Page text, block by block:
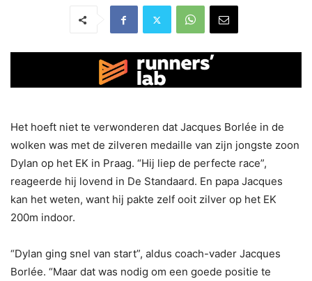
Het hoeft niet te verwonderen dat Jacques Borlée in de
wolken was met de zilveren medaille van zijn jongste zoon
Dylan op het EK in Praag. “Hij liep de perfecte race”,
reageerde hij lovend in De Standaard. En papa Jacques
kan het weten, want hij pakte zelf ooit zilver op het EK
200m indoor.
“Dylan ging snel van start”, aldus coach-vader Jacques
Borlée. “Maar dat was nodig om een goede positie te